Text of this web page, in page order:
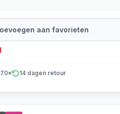
aan favorieten
14 dagen retour